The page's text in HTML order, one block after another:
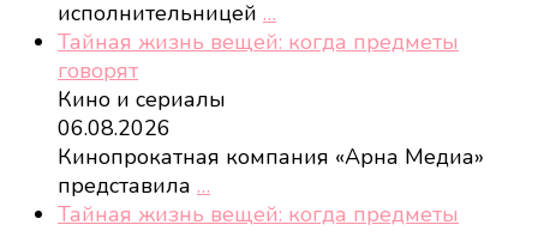
исполнительницей …
Тайная жизнь вещей: когда предметы
говорят
Кино и сериалы
06.08.2026
Кинопрокатная компания «Арна Медиа»
представила …
Тайная жизнь вещей: когда предметы